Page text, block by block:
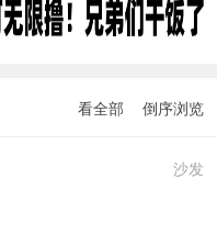
看全部 倒序浏览
沙发